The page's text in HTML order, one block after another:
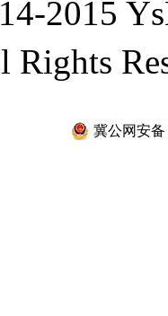
2015
Rights
冀公网安备